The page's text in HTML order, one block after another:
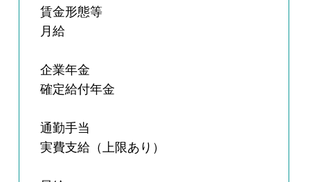
賃金形態等
月給
企業年金
確定給付年金
通勤手当
実費支給（上限あり）